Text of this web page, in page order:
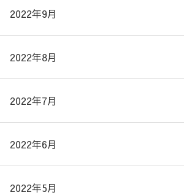
2022年9月
2022年8月
2022年7月
2022年6月
2022年5月